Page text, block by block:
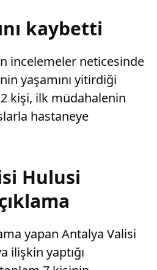
kaybetti
incelemeler neticesinde
yaşamını yitirdiği
kişi, ilk müdahalenin
hastaneye
Hulusi
yapan Antalya Valisi
ilişkin yaptığı